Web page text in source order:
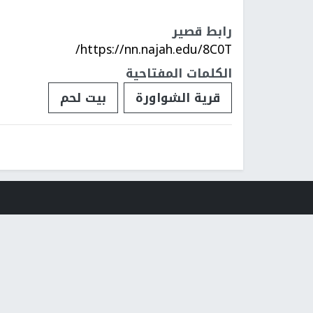
رابط قصير
https://nn.najah.edu/8C0T/
الكلمات المفتاحية
قرية الشواورة
بيت لحم